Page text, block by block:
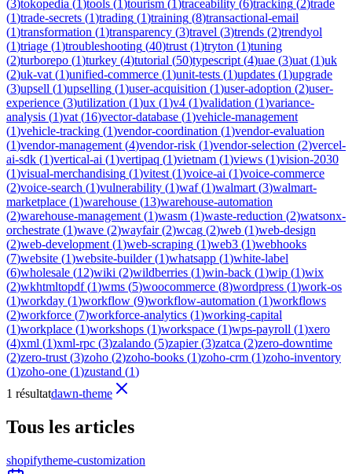
(3)tokopedia (1)tools (1)tourism (1)traceability (6)tracking (2)trade
(1)trade-secrets (1)trading (1)training (8)transactional-email
(1)transformation (1)transparency (3)travel (3)trends (2)trendyol
(1)triage (1)troubleshooting (40)trust (1)tryton (1)tuning
(2)turborepo (1)turkey (4)tutorial (50)typescript (4)uae (3)uat (1)uk
(2)uk-vat (1)unified-commerce (1)unit-tests (1)updates (1)upgrade
(3)upsell (1)upselling (1)user-acquisition (1)user-adoption (2)user-
experience (3)utilization (1)ux (1)v4 (1)validation (1)variance-
analysis (1)vat (16)vector-database (1)vehicle-management
(1)vehicle-tracking (1)vendor-coordination (1)vendor-evaluation
(1)vendor-management (4)vendor-risk (1)vendor-selection (2)vercel-
ai-sdk (1)vertical-ai (1)vertipaq (1)vietnam (1)views (1)vision-2030
(1)visual-merchandising (1)vitest (1)voice-ai (1)voice-commerce
(2)voice-search (1)vulnerability (1)waf(1)walmart (3)walmart-
marketplace (1)warehouse (13)warehouse-automation
(2)warehouse-management (1)wasm (1)waste-reduction (2)watsonx-
orchestrate (1)wave (2)wayfair(2)wcag (2)web (1)web-design
(2)web-development (1)web-scraping (1)web3 (1)webhooks
(7)website (1)website-builder(1)whatsapp (1)white-label
(6)wholesale (12)wiki (2)wildberries (1)win-back (1)wip (1)wix
(2)wkhtmltopdf(1)wms (5)woocommerce (8)wordpress (1)work-os
(1)workday (1)workflow (9)workflow-automation (1)workflows
(2)workforce (7)workforce-analytics (1)working-capital
(1)workplace (1)workshops (1)workspace (1)wps-payroll (1)xero
(4)xml (1)xml-rpc (3)zalando (5)zapier(3)zatca (2)zero-downtime
(2)zero-trust (3)zoho (2)zoho-books (1)zoho-crm (1)zoho-inventory
(1)zoho-one (1)zustand (1)
1 résultatdawn-theme
Tous les articles
shopifytheme-customization